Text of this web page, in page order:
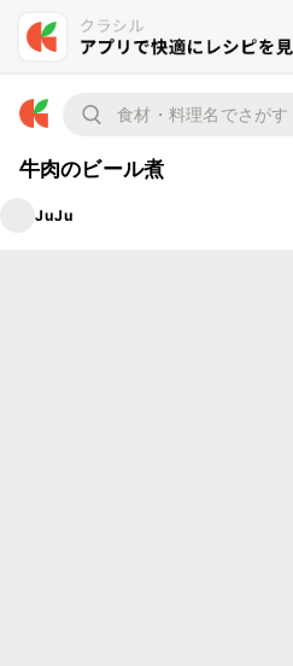
牛肉のビール煮
JuJu